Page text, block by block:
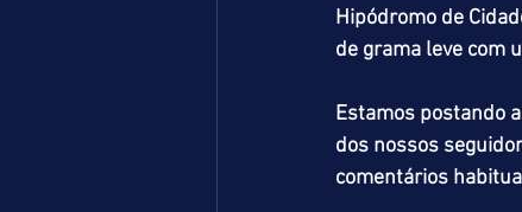
Hipódromo de
de grama leve com
Estamos postando
dos nossos
comentários